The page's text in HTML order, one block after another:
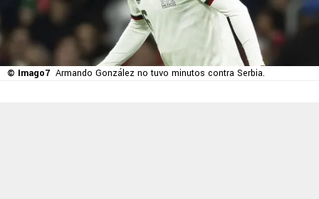
© Imago7 Armando González no tuvo minutos contra Serbia.